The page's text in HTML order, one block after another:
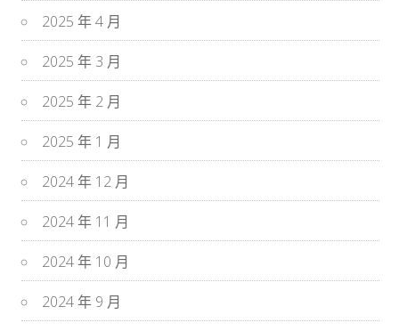
2025 年 4 月
2025 年 3 月
2025 年 2 月
2025 年 1 月
2024 年 12 月
2024 年 11 月
2024 年 10 月
2024 年 9 月